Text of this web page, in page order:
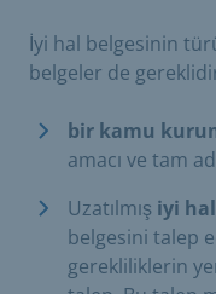
İyi hal belgesinin
belgeler de
bir kamu
amacı ve tam
Uzatılmış iyi
belgesini talep
gerekliliklerin